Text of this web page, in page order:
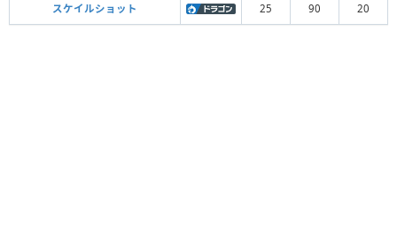
スケイルショット 25 90 20